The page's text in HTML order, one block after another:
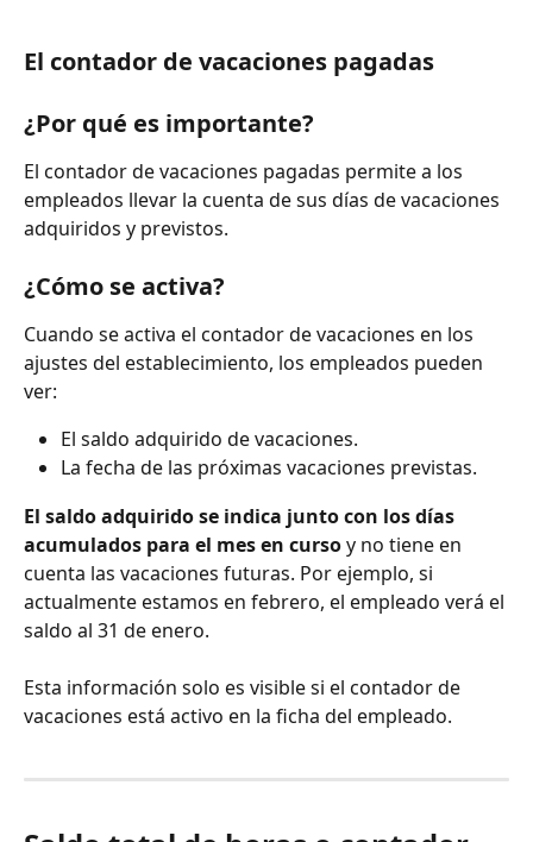
El contador de vacaciones pagadas
¿Por qué es importante?
El contador de vacaciones pagadas permite a los
empleados llevar la cuenta de sus días de vacaciones
adquiridos y previstos.
¿Cómo se activa?
Cuando se activa el contador de vacaciones en los
ajustes del establecimiento, los empleados pueden
ver:
El saldo adquirido de vacaciones.
La fecha de las próximas vacaciones previstas.
El saldo adquirido se indica junto con los días
acumulados para el mes en curso y no tiene en
cuenta las vacaciones futuras. Por ejemplo, si
actualmente estamos en febrero, el empleado verá el
saldo al 31 de enero.
Esta información solo es visible si el contador de
vacaciones está activo en la ficha del empleado.